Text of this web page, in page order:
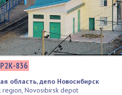
836
область, депо Новосибирск
region, Novosibirsk depot